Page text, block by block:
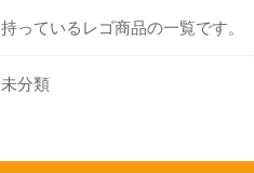
持っているレゴ商品の一覧です。
未分類